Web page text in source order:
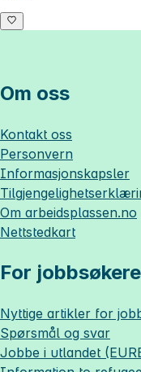
Om oss
Kontakt oss
Personvern
Informasjonskapsler
Om arbeidsplassen.no
Nettstedkart
For jobbsøkere
Nyttige artikler for
Spørsmål og svar
Jobbe i utlandet